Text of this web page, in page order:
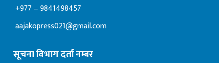
+977 – 9841498457
aajakopress021@gmail.com
सूचना विभाग दर्ता नम्बर